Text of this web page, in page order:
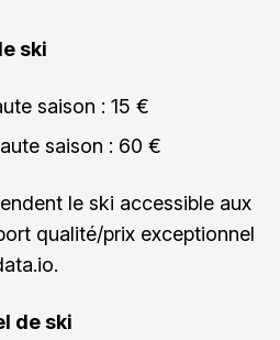
ski
saison : 15 €
saison : 60 €
le ski accessible aux
qualité/prix exceptionnel
de ski